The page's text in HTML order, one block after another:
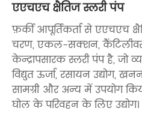
एएचएच क्षैतिज स्लरी पंप
फ़र्की आपूर्तिकर्ता से एएचएच
चरण, एकल-सक्शन,
केन्द्रापसारक स्लरी पंप है, जो
विद्युत ऊर्जा, रसायन उद्योग,
सामग्री और अन्य में उपयोग
घोल के परिवहन के लिए उद्योग।